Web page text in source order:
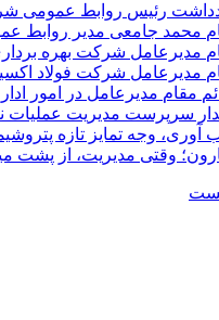
رئیس روابط عمومی
محمد جامعی مدیر روابط
مدیرعامل شرکت بهره
مدیرعامل شرکت فولاد
مقام مدیرعامل در امور
سرپرست مدیریت عملیات
آوری، وجه تمایز تازه
وقتی مدیریت، از پشت